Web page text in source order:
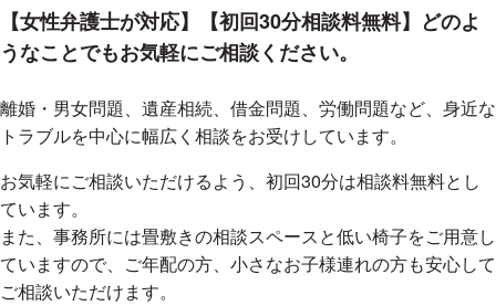
【女性弁護士が対応】【初回30分相談料無料】どのよ
うなことでもお気軽にご相談ください。
離婚・男女問題、遺産相続、借金問題、労働問題など、身近な
トラブルを中心に幅広く相談をお受けしています。
お気軽にご相談いただけるよう、初回30分は相談料無料とし
ています。
また、事務所には畳敷きの相談スペースと低い椅子をご用意し
ていますので、ご年配の方、小さなお子様連れの方も安心して
ご相談いただけます。